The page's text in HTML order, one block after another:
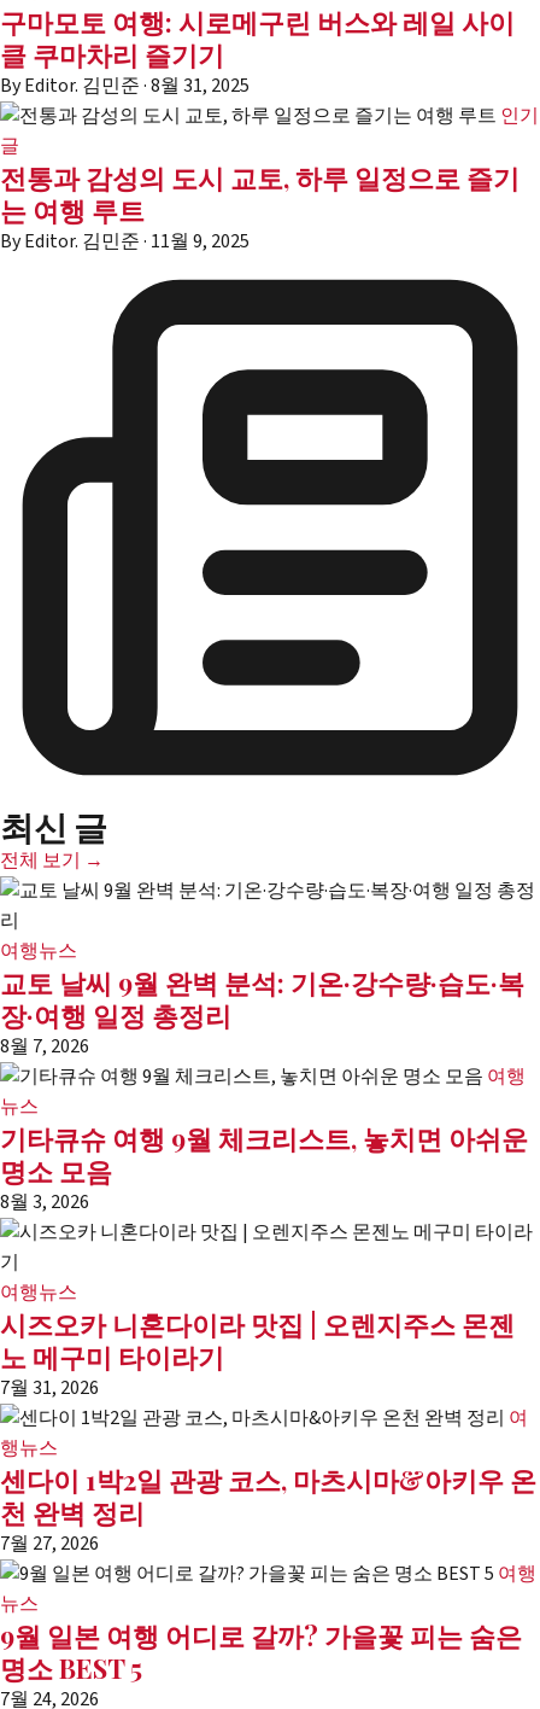
구마모토 여행: 시로메구린 버스와 레일 사이
클 쿠마차리 즐기기
ByEditor. 김민준·8월 31, 2025
인기
글
전통과 감성의 도시 교토, 하루 일정으로 즐기
는 여행 루트
ByEditor. 김민준· 11월 9, 2025
최신 글
전체 보기 →
여행뉴스
교토 날씨 9월 완벽 분석: 기온·강수량·습도·복
장·여행 일정 총정리
8월 7, 2026
여행
뉴스
기타큐슈 여행 9월 체크리스트, 놓치면 아쉬운
명소 모음
8월 3, 2026
여행뉴스
시즈오카 니혼다이라 맛집 | 오렌지주스 몬젠
노 메구미 타이라기
7월 31, 2026
여
행뉴스
센다이 1박2일 관광 코스, 마츠시마&아키우 온
천 완벽 정리
7월 27, 2026
여행
뉴스
9월 일본 여행 어디로 갈까? 가을꽃 피는 숨은
명소 BEST 5
7월 24, 2026